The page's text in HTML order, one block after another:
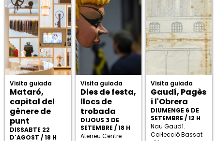
Visita guiada
Mataró,
capital del
gènere de
punt
DISSABTE 22
D'AGOST / 18 H
Visita guiada
Dies de festa,
llocs de
trobada
DIJOUS 3 DE
SETEMBRE / 18 H
Ateneu Centre
Visita guiada
Gaudí, Pagès
i l'Obrera
DIUMENGE 6 DE
SETEMBRE / 12 H
Nau Gaudí.
Col·lecció Bassat